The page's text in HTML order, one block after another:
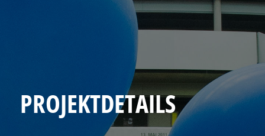
PROJEKTDETAILS